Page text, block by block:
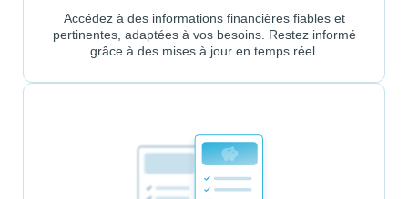
Accédez à des informations financières fiables et
pertinentes, adaptées à vos besoins. Restez informé
grâce à des mises à jour en temps réel.